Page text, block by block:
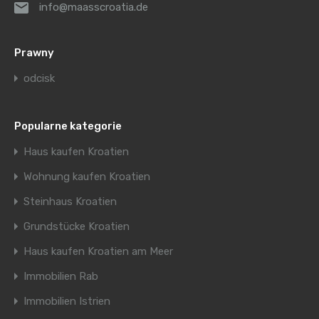
info@maasscroatia.de
Prawny
odcisk
Popularne kategorie
Haus kaufen Kroatien
Wohnung kaufen Kroatien
Steinhaus Kroatien
Grundstücke Kroatien
Haus kaufen Kroatien am Meer
Immobilien Rab
Immobilien Istrien